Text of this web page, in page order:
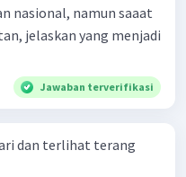
nasional, namun saaat
jelaskan yang menjadi
Jawaban terverifikasi
dan terlihat terang